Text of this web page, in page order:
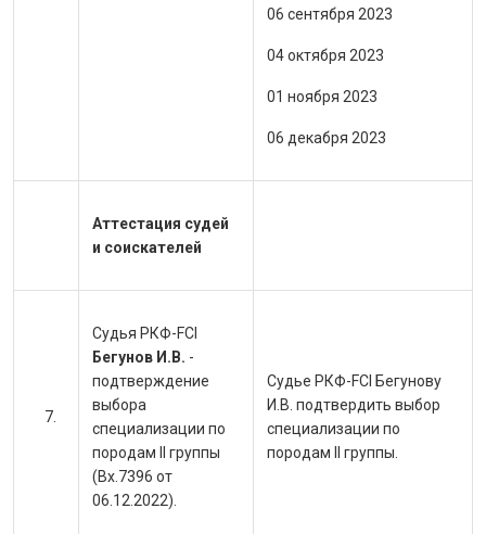
06 сентября 2023
04 октября 2023
01 ноября 2023
06 декабря 2023
Аттестация судей
и соискателей
Судья РКФ-FCI
Бегунов И.В. -
подтверждение
выбора
специализации по
породам II группы
(Вх.7396 от
06.12.2022).
Судье РКФ-FCI Бегунову
И.В. подтвердить выбор
специализации по
породам II группы.